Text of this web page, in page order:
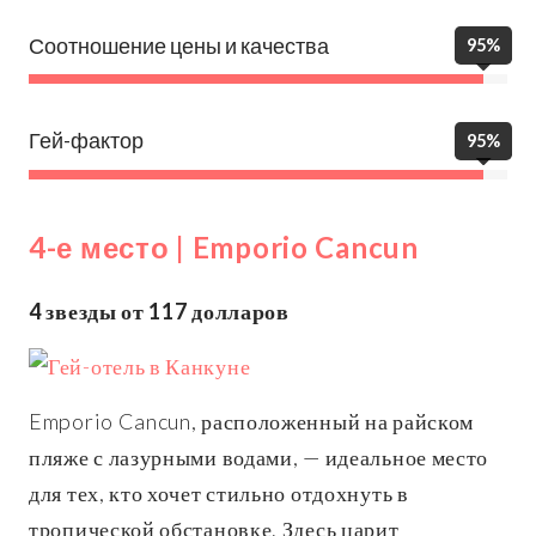
Соотношение цены и качества 95%
Гей-фактор 95%
4-е место | Emporio Cancun
4 звезды от 117 долларов
Emporio Cancun, расположенный на райском
пляже с лазурными водами, — идеальное место
для тех, кто хочет стильно отдохнуть в
тропической обстановке. Здесь царит